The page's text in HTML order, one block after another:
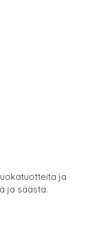
ja
ja säästä.